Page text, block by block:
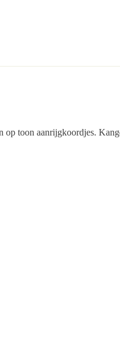
op toon aanrijgkoordjes.